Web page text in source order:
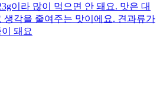
이라 많이 먹으면 안 돼요. 맛은 대
생각을 줄여주는 맛이에요. 견과류가
돼요